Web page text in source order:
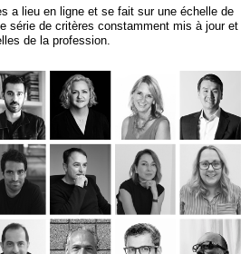
a lieu en ligne et se fait sur une échelle de
série de critères constamment mis à jour et
de la profession.